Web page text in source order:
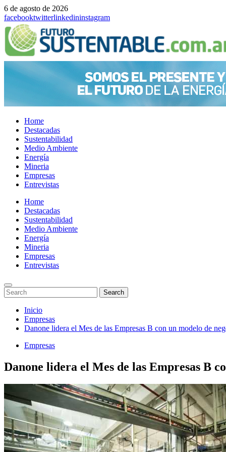
6 de agosto de 2026
facebooktwitterlinkedininstagram
Home
Destacadas
Sustentabilidad
Medio Ambiente
Energía
Mineria
Empresas
Entrevistas
Menu
Home
Destacadas
Sustentabilidad
Medio Ambiente
Energía
Mineria
Empresas
Entrevistas
Enter
Keyword
Search
for:
Search
Search
Saltar
contenido
Inicio
Empresas
Danone lidera el Mes de las Empresas B con un modelo de
Empresas
Danone lidera el Mes de las Empresas B